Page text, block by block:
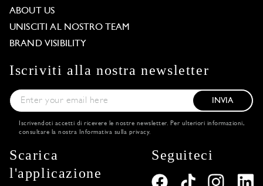
ABOUT US
UNISCITI AL NOSTRO TEAM
BRAND VISIBILITY
Iscriviti alla nostra newsletter
INVIA
Iscrivendoti accetti di ricevere le nostre newsletter. Per ulteriori informazioni,
consultare la nostra
Informativa sulla privacy.
Scarica
l'applicazione
Seguiteci